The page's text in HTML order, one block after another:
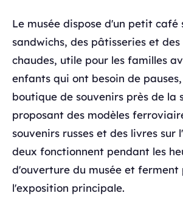
Le musée dispose d'un petit café
sandwichs, des pâtisseries et des
chaudes, utile pour les familles
enfants qui ont besoin de
boutique de souvenirs près de la
proposant des modèles
souvenirs russes et des livres sur
deux fonctionnent pendant les
d'ouverture du musée et ferment
l'exposition principale.